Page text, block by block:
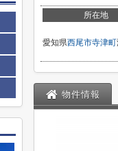
所在地
愛知県西尾市寺津町
物件情報